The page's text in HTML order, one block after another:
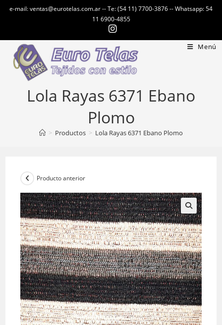
e-mail: ventas@eurotelas.com.ar -- Te: (54 11) 7700-3876 -- Whatsapp: 54
11 6900-4855
Menú
Lola Rayas 6371 Ebano
Plomo
> Productos > Lola Rayas 6371 Ebano Plomo
Producto anterior